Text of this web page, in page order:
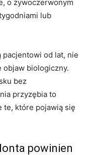
o żywoczerwonym
lub
pacjentowi od lat, nie
objaw biologiczny.
bez
przyzębia to
te, które pojawią się
powinien